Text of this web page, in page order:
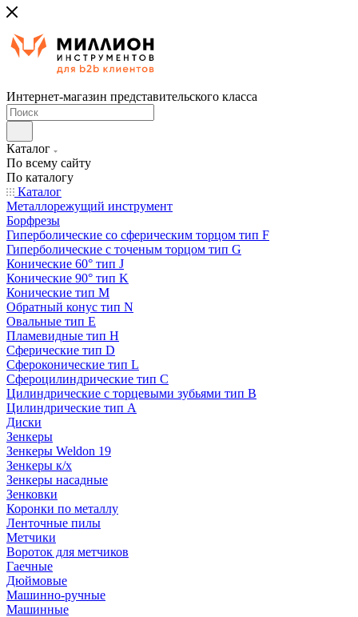
Интернет-магазин представительского класса
Каталог
По всему сайту
По каталогу
Каталог
Металлорежущий инструмент
Борфрезы
Гиперболические cо сферическим торцом тип F
Гиперболические с точеным торцом тип G
Конические 60° тип J
Конические 90° тип K
Конические тип M
Обратный конус тип N
Овальные тип E
Пламевидные тип H
Сферические тип D
Сфероконические тип L
Сфероцилиндрические тип C
Цилиндрические с торцевыми зубьями тип B
Цилиндрические тип А
Диски
Зенкеры
Зенкеры Weldon 19
Зенкеры к/х
Зенкеры насадные
Зенковки
Коронки по металлу
Ленточные пилы
Метчики
Вороток для метчиков
Гаечные
Дюймовые
Машинно-ручные
Машинные